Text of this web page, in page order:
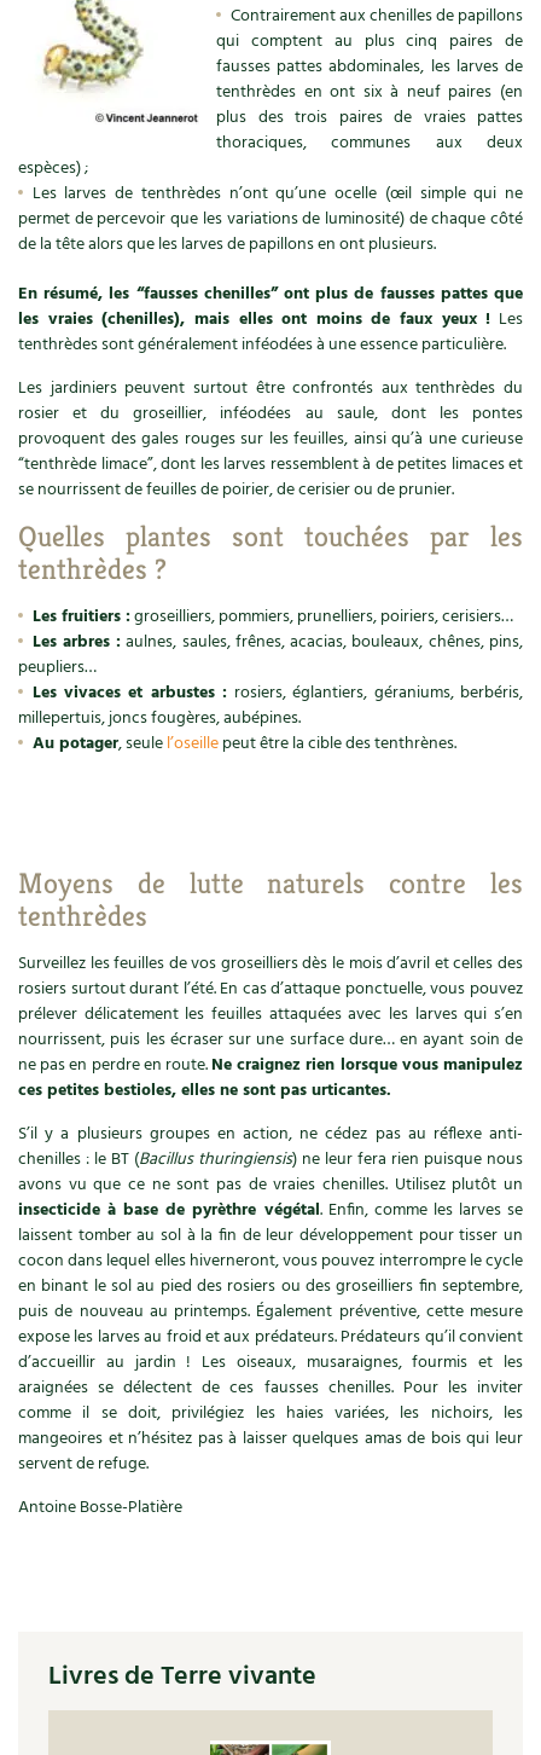
Décoration et petit bricolage
Santé et bien-être
Les plantes et leurs vertus
Soins et cosmétiques au naturel
Société et alternatives
Vivre l’écologie
Autonomie
Enfants
Actions pour la planète
Archives
Carnets de saison
Actualités
Vidéos et podcasts
Conseils vidéo des 4 saisons
Secrets d’abonné
Tous au jardin ! avec Pascal
La vie secrète du jardin
BD : La folle histoire des plantes
Contrairement aux chenilles de papillons
qui comptent au plus cinq paires de
fausses pattes abdominales, les larves de
tenthrèdes en ont six à neuf paires (en
plus des trois paires de vraies pattes
thoraciques, communes aux deux
espèces) ;
Les larves de tenthrèdes n’ont qu’une ocelle (œil simple qui ne
permet de percevoir que les variations de luminosité) de chaque côté
de la tête alors que les larves de papillons en ont plusieurs.
En résumé, les “fausses chenilles” ont plus de fausses pattes que
les vraies (chenilles), mais elles ont moins de faux yeux ! Les
tenthrèdes sont généralement inféodées à une essence particulière.
Les jardiniers peuvent surtout être confrontés aux tenthrèdes du
rosier et du groseillier, inféodées au saule, dont les pontes
provoquent des gales rouges sur les feuilles, ainsi qu’à une curieuse
“tenthrède limace”, dont les larves ressemblent à de petites limaces et
se nourrissent de feuilles de poirier, de cerisier ou de prunier.
Quelles plantes sont touchées par les
tenthrèdes ?
Les fruitiers :groseilliers, pommiers, prunelliers, poiriers, cerisiers…
Les arbres :aulnes, saules, frênes, acacias, bouleaux, chênes, pins,
peupliers…
Les vivaces et arbustes : rosiers, églantiers, géraniums, berbéris,
millepertuis, joncs fougères, aubépines.
Au potager, seulel’oseillepeut être la cible des tenthrènes.
Moyens de lutte naturels contre les
tenthrèdes
Surveillez les feuilles de vos groseilliers dès le mois d’avril et celles des
rosiers surtout durant l’été. En cas d’attaque ponctuelle, vous pouvez
prélever délicatement les feuilles attaquées avec les larves qui s’en
nourrissent, puis les écraser sur une surface dure… en ayant soin de
ne pas en perdre en route.Ne craignez rien lorsque vous manipulez
ces petites bestioles, elles ne sont pas urticantes.
S’il y a plusieurs groupes en action, ne cédez pas au réflexe anti-
chenilles : le BT (Bacillus thuringiensis) ne leur fera rien puisque nous
avons vu que ce ne sont pas de vraies chenilles. Utilisez plutôt un
insecticide à base de pyrèthre végétal. Enfin, comme les larves se
laissent tomber au sol à la fin de leur développement pour tisser un
cocon dans lequel elles hiverneront, vous pouvez interrompre le cycle
en binant le sol au pied des rosiers ou des groseilliers fin septembre,
puis de nouveau au printemps. Également préventive, cette mesure
expose les larves au froid et aux prédateurs. Prédateurs qu’il convient
d’accueillir au jardin ! Les oiseaux, musaraignes, fourmis et les
araignées se délectent de ces fausses chenilles. Pour les inviter
comme il se doit, privilégiez les haies variées, les nichoirs, les
mangeoires et n’hésitez pas à laisser quelques amas de bois qui leur
servent de refuge.
Antoine Bosse-Platière
Livres de Terre vivante